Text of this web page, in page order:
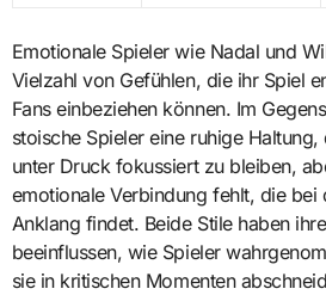
Emotionale Spieler wie Nadal und
Vielzahl von Gefühlen, die ihr Spiel
Fans einbeziehen können. Im
stoische Spieler eine ruhige
unter Druck fokussiert zu bleiben,
emotionale Verbindung fehlt, die bei
Anklang findet. Beide Stile haben
beeinflussen, wie Spieler
sie in kritischen Momenten